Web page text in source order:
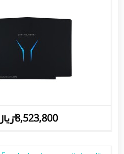
8,523,800 ریال+